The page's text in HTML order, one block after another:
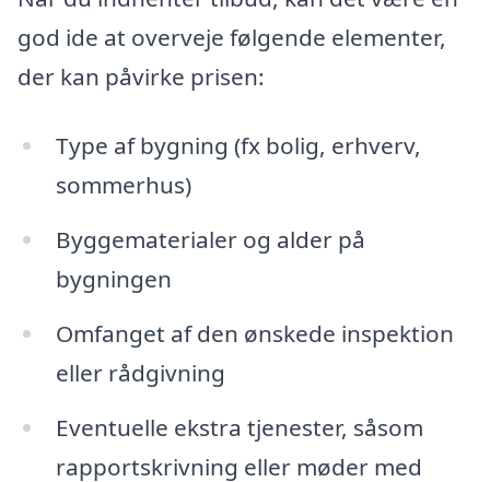
god ide at overveje følgende elementer,
der kan påvirke prisen:
Type af bygning (fx bolig, erhverv,
sommerhus)
Byggematerialer og alder på
bygningen
Omfanget af den ønskede inspektion
eller rådgivning
Eventuelle ekstra tjenester, såsom
rapportskrivning eller møder med